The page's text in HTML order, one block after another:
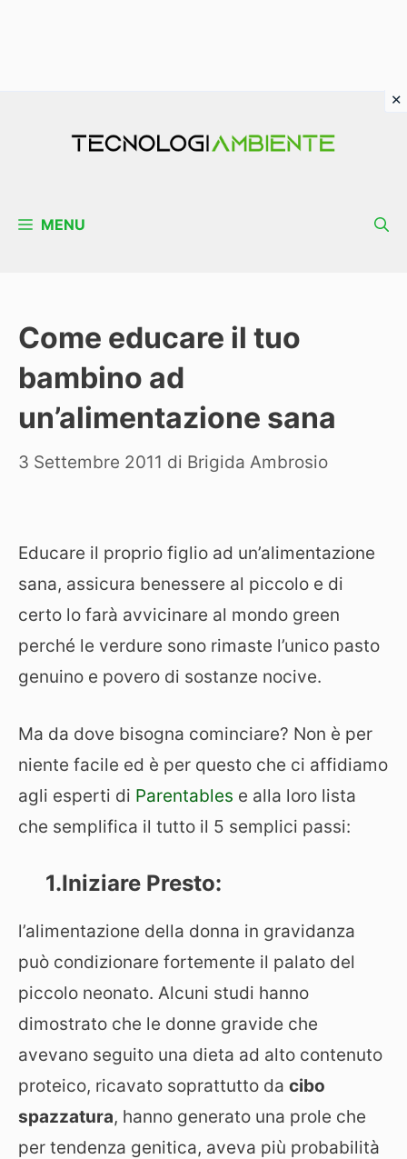
MENU
Come educare il tuo
bambino ad
un’alimentazione sana
3 Settembre 2011 di Brigida Ambrosio
Educare il proprio figlio ad un’alimentazione
sana, assicura benessere al piccolo e di
certo lo farà avvicinare al mondo green
perché le verdure sono rimaste l’unico pasto
genuino e povero di sostanze nocive.
Ma da dove bisogna cominciare? Non è per
niente facile ed è per questo che ci affidiamo
agli esperti di Parentables e alla loro lista
che semplifica il tutto il 5 semplici passi:
1.Iniziare Presto:
l’alimentazione della donna in gravidanza
può condizionare fortemente il palato del
piccolo neonato. Alcuni studi hanno
dimostrato che le donne gravide che
avevano seguito una dieta ad alto contenuto
proteico, ricavato soprattutto da cibo
spazzatura, hanno generato una prole che
per tendenza genitica, aveva più probabilità